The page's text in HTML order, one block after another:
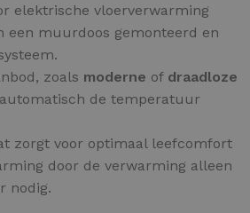
elektrische vloerverwarming
een muurdoos gemonteerd en
zoals moderne of draadloze
de temperatuur
zorgt voor optimaal leefcomfort
door de verwarming alleen
nodig.